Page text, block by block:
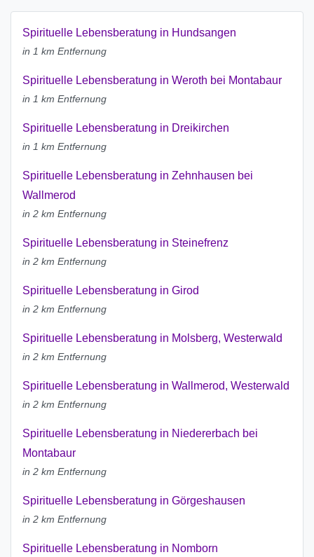
Spirituelle Lebensberatung in Hundsangen
in 1 km Entfernung
Spirituelle Lebensberatung in Weroth bei Montabaur
in 1 km Entfernung
Spirituelle Lebensberatung in Dreikirchen
in 1 km Entfernung
Spirituelle Lebensberatung in Zehnhausen bei
Wallmerod
in 2 km Entfernung
Spirituelle Lebensberatung in Steinefrenz
in 2 km Entfernung
Spirituelle Lebensberatung in Girod
in 2 km Entfernung
Spirituelle Lebensberatung in Molsberg, Westerwald
in 2 km Entfernung
Spirituelle Lebensberatung in Wallmerod, Westerwald
in 2 km Entfernung
Spirituelle Lebensberatung in Niedererbach bei
Montabaur
in 2 km Entfernung
Spirituelle Lebensberatung in Görgeshausen
in 2 km Entfernung
Spirituelle Lebensberatung in Nomborn